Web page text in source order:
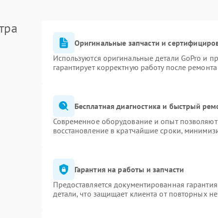
Оригинальные запчасти и
Используются оригинальные детали GoPro и
гарантирует корректную работу после
Бесплатная диагностика и быстрый
Современное оборудование и опыт позволяют
восстановление в кратчайшие сроки,
Гарантия на работы и запчасти
Предоставляется документированная
детали, что защищает клиента от повторных